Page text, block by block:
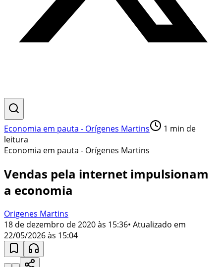
Economia em pauta - Orígenes Martins 1 min de
leitura
Economia em pauta - Orígenes Martins
Vendas pela internet impulsionam
a economia
Origenes Martins
18 de dezembro de 2020 às 15:36• Atualizado em
22/05/2026 às 15:04